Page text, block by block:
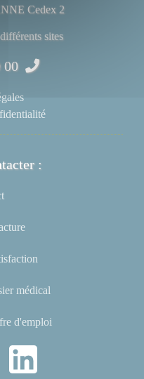
Cedex 2
sites
00
:
médical
d'emploi